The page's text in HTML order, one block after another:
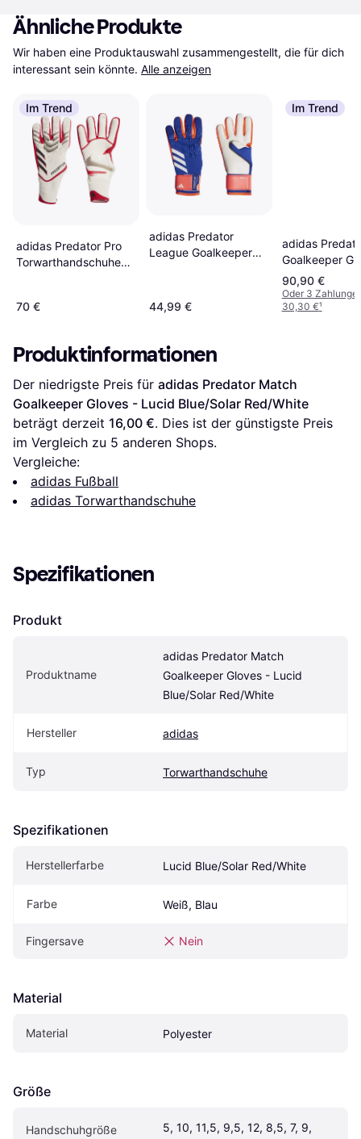
Ähnliche Produkte
Wir haben eine Produktauswahl zusammengestellt, die für dich
interessant sein könnte. Alle anzeigen
Im Trend
adidas Predator Pro
Torwarthandschuhe
70 €
adidas Predator
League Goalkeeper
44,99 €
Im Trend
adidas
Goalkeeper
Lucid Blue/
Red/White
90,90 €
Oder 3
30,30 €¹
Produktinformationen
Der niedrigste Preis für adidas Predator Match
Goalkeeper Gloves - Lucid Blue/Solar Red/White
beträgt derzeit 16,00 €. Dies ist der günstigste Preis
im Vergleich zu 5 anderen Shops.
Vergleiche:
adidas Fußball
adidas Torwarthandschuhe
Spezifikationen
Produkt
Produktname
adidas Predator Match
Goalkeeper Gloves - Lucid
Blue/Solar Red/White
Hersteller adidas
Typ Torwarthandschuhe
Spezifikationen
Herstellerfarbe Lucid Blue/Solar Red/White
Farbe Weiß, Blau
Fingersave Nein
Material
Material Polyester
Größe
Handschuhgröße
5, 10, 11,5, 9,5, 12, 8,5, 7, 9,